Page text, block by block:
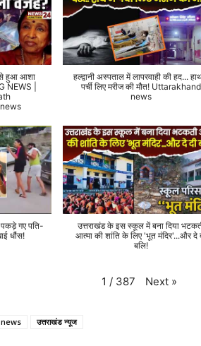
हुआ आशा
NEWS |
हल्द्वानी अस्पताल में लापरवाही की हद...
पर्ची लिए मरीज की मौत! Uttarakhand
news
गए पति-
धौंस!
उत्तराखंड के इस स्कूल में बना दिया
आत्मा की शांति के लिए 'भूत मंदिर'...और दे
बलि!
1 / 387 Next »
उत्तराखंड न्यूज